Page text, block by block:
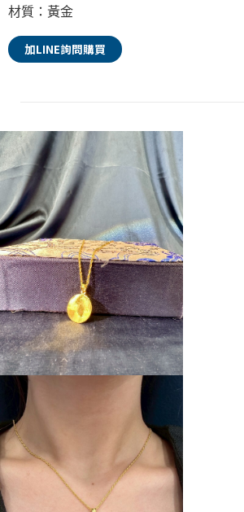
材質：黃金
加LINE詢問購買